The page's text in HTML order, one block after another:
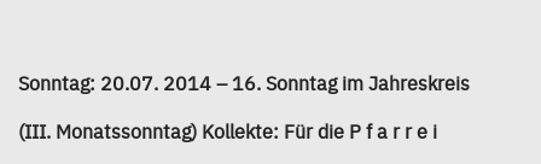
Sonntag: 20.07. 2014 – 16. Sonntag im Jahreskreis
(III. Monatssonntag) Kollekte: Für die P f a r r e i